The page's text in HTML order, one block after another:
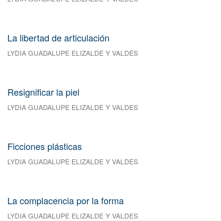
La libertad de articulación
LYDIA GUADALUPE ELIZALDE Y VALDES
Resignificar la piel
LYDIA GUADALUPE ELIZALDE Y VALDES
Ficciones plásticas
LYDIA GUADALUPE ELIZALDE Y VALDES
La complacencia por la forma
LYDIA GUADALUPE ELIZALDE Y VALDES